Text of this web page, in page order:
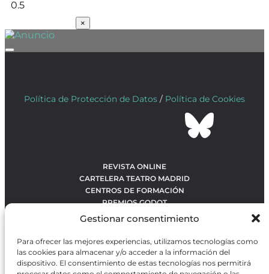
Gestionar consentimiento
Para ofrecer las mejores experiencias, utilizamos tecnologías como
las cookies para almacenar y/o acceder a la información del
dispositivo. El consentimiento de estas tecnologías nos permitirá
×
Política de Protección de Datos / Política de Cookies
REVISTA ONLINE
CARTELERA TEATRO MADRID
CENTROS DE FORMACIÓN
PREMIOS GODOT
CONTACTO
OBRAS MÁS VOTADAS
RANKING MEJORES OBRAS